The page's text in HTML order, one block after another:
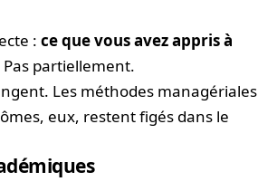
:ce que vous avez appris à
Pas partiellement.
Les méthodes managériales
eux, restent figés dans le